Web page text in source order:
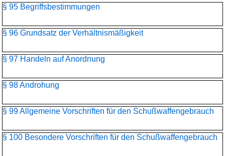
§ 95 Begriffsbestimmungen
§ 96 Grundsatz der Verhältnismäßigkeit
§ 97 Handeln auf Anordnung
§ 98 Androhung
§ 99 Allgemeine Vorschriften für den Schußwaffengebrauch
§ 100 Besondere Vorschriften für den Schußwaffengebrauch